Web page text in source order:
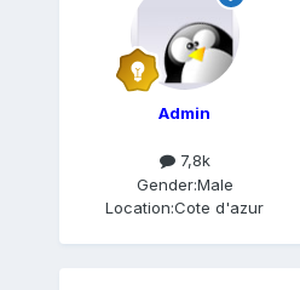
Admin
7,8k
Gender:Male
Location:Cote d'azur